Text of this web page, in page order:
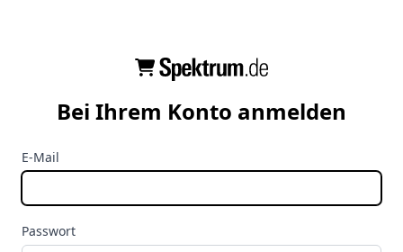
Bei Ihrem Konto anmelden
E-Mail
Passwort